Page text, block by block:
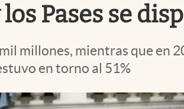
Pases se
millones, mientras que en
en torno al 51%